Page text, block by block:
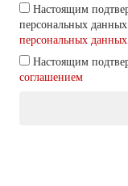
Настоящим
персональных данных
персональных данных
Настоящим
соглашением